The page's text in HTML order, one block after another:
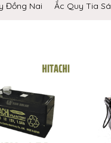
Đồng Nai Ắc Quy Tia